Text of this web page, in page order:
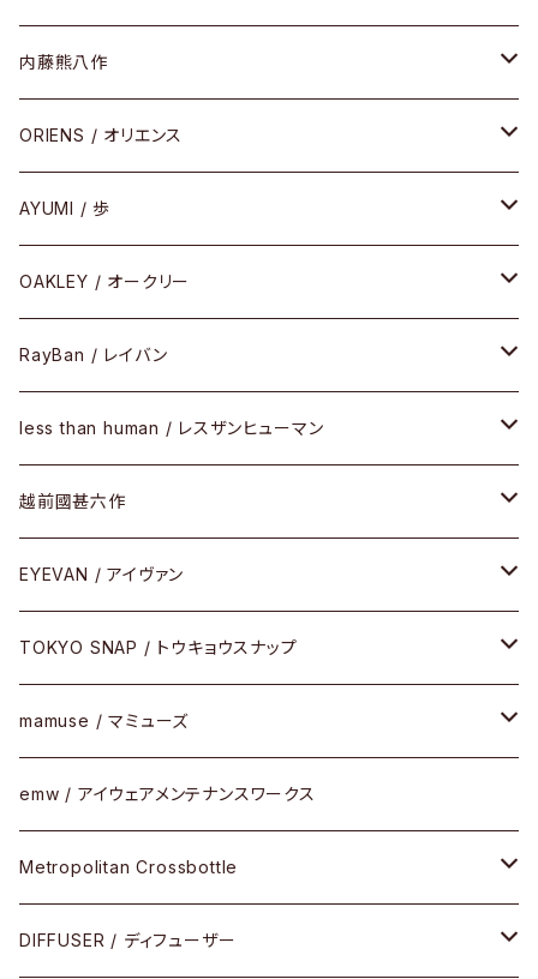
HEAVY EDITION
COMBI （コンビシリーズ）
PREMIUM（プレミアムシリーズ）
PLASTIC（プラスティックシリーズ）
SIRMONT（サーモントシリーズ）
SUNSHIFT
ケア用品
セル
コンビ
メタル
セル
コンビ
内藤熊八作
セル
メタル
コンビ
ORIENS / オリエンス
セルフレーム
メタルフレーム
その他
AYUMI / 歩
セルフレーム
OAKLEY / オークリー
メガネフレーム
サングラス
Frogskins(フロッグスキン )
Latch(ラッチ)
その他
修理
小物
RayBan / レイバン
メガネフレーム
サングラス
その他
less than human / レスザンヒューマン
メガネフレーム
サングラス
その他
越前國甚六作
セルフレーム
メタルフレーム
コンビフレーム
EYEVAN / アイヴァン
メガネ
サングラス
その他
TOKYO SNAP / トウキョウスナップ
セルフレーム
メタルフレーム
コンビネーション
mamuse / マミューズ
セル
メタル
コンビ
emw / アイウェアメンテナンスワークス
Metropolitan Crossbottle
30cm×30cm
DIFFUSER / ディフューザー